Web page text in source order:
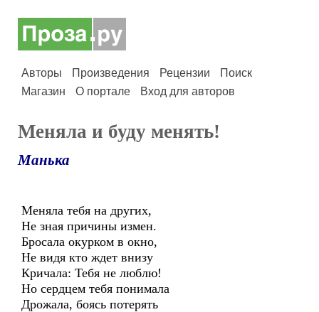
Авторы Произведения Рецензии
Поиск
Магазин
О портале Вход для авторов
Меняла и буду менять!
Манька
Меняла тебя на других,
Не зная причины измен.
Бросала окурком в окно,
Не видя кто ждет внизу
Кричала: Тебя не люблю!
Но сердцем тебя понимала
Дрожала, боясь потерять